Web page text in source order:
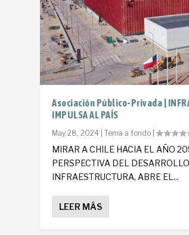
Asociación Público-Privada |
IMPULSA AL PAÍS
May 28, 2024 |Tema a fondo |
MIRAR A CHILE HACIA EL AÑO
PERSPECTIVA DEL
INFRAESTRUCTURA, ABRE EL...
LEER MÁS